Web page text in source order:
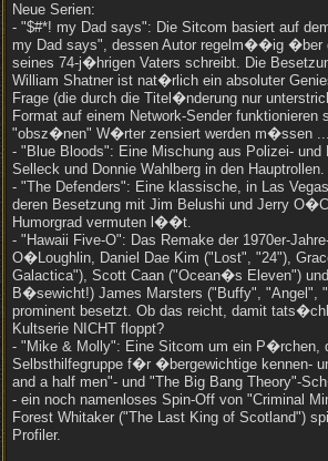
Neue Serien:
- "$#*! my Dad says": Die Sitcom basiert auf
my Dad says", dessen Autor regelm��ig �ber
seines 74-j�hrigen Vaters schreibt. Die
William Shatner ist nat�rlich ein absoluter
Frage (die durch die Titel�nderung nur
Format auf einem Network-Sender funktionieren
"obsz�nen" W�rter zensiert werden m�ssen ...
- "Blue Bloods": Eine Mischung aus Polizei- und
Selleck und Donnie Wahlberg in den Hauptrollen.
- "The Defenders": Eine klassische, in Las
deren Besetzung mit Jim Belushi und Jerry
Humorgrad vermuten l��t.
- "Hawaii Five-O": Das Remake der 1970er-
O�Loughlin, Daniel Dae Kim ("Lost", "24"),
Galactica"), Scott Caan ("Ocean�s Eleven")
B�sewicht!) James Marsters ("Buffy", "Angel",
prominent besetzt. Ob das reicht, damit
Kultserie NICHT floppt?
- "Mike & Molly": Eine Sitcom um ein P�rchen,
Selbsthilfegruppe f�r �bergewichtige kennen-
and a half men"- und "The Big Bang Theory"-
- ein noch namenloses Spin-Off von "Criminal
Forest Whitaker ("The Last King of Scotland")
Profiler.